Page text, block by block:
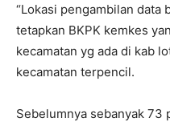
“Lokasi pengambilan data
tetapkan BKPK kemkes
kecamatan yg ada di kab
kecamatan terpencil.
Sebelumnya sebanyak 73